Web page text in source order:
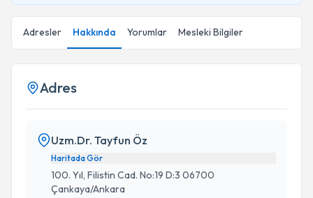
Adresler Hakkında Yorumlar Mesleki Bilgiler
Adres
Uzm.Dr. Tayfun Öz
Haritada Gör
100. Yıl, Filistin Cad. No:19 D:3 06700
Çankaya/Ankara